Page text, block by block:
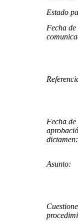
Estado
Fecha de
Fecha de
dictamen:
Asunto: